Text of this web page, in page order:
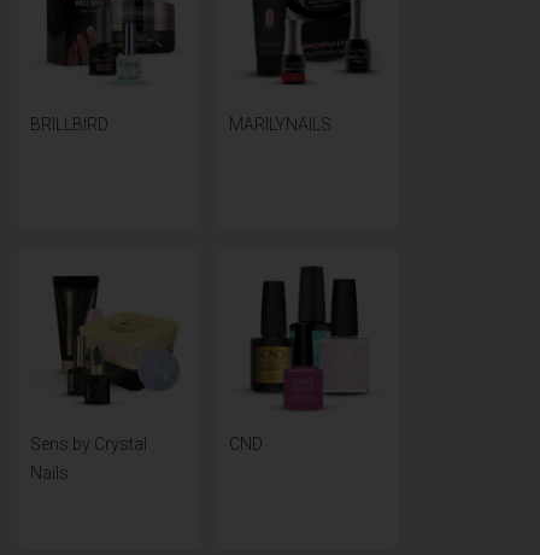
BRILLBIRD MARILYNAILS
Sens by Crystal
Nails
CND